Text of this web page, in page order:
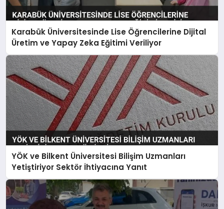
Karabük Üniversitesinde Lise Öğrencilerine Dijital
Üretim ve Yapay Zeka Eğitimi Veriliyor
YÖK ve Bilkent Üniversitesi Bilişim Uzmanları
Yetiştiriyor Sektör İhtiyacına Yanıt